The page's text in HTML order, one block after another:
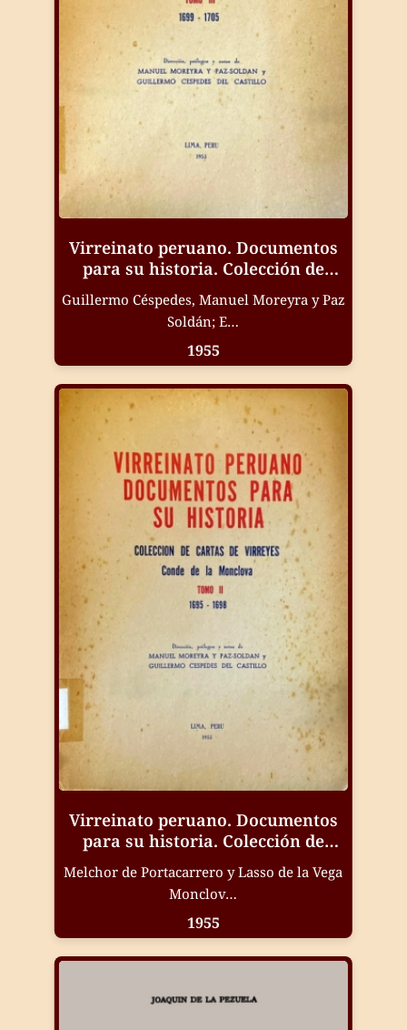
Virreinato peruano. Documentos
para su historia. Colección de
cartas de virreyes. Conde de
Monclova. Vol.III (1699-1705)
Guillermo Céspedes, Manuel Moreyra y Paz
Soldán; E…
1955
Virreinato peruano. Documentos
para su historia. Colección de
cartas de virreyes. Conde de
Monclova. Vol.II (1695-1698)
Melchor de Portacarrero y Lasso de la Vega
Monclov…
1955